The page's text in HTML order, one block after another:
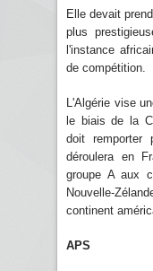
Elle devait
plus
l'instance
de compétition.
L'Algérie vise
le biais de la
doit remporter
déroulera en
groupe A aux
Nouvelle-
continent
APS